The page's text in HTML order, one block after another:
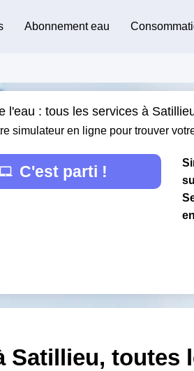
Abonnement eau
l'eau : tous les services à
simulateur en ligne pour trouver
C'est parti !
Satillieu, toutes